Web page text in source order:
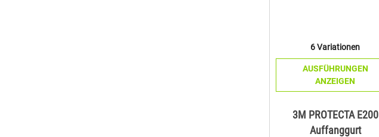
6 Variationen
AUSFÜHRUNGEN
ANZEIGEN
3M PROTECTA E200
Auffanggurt